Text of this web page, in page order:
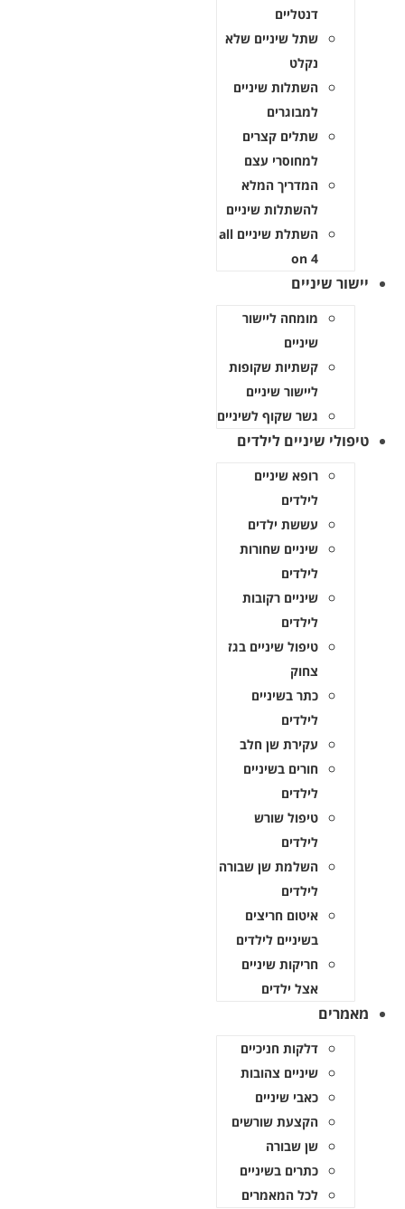
דנטליים
שתל שיניים שלא
השתלות שיניים
למבוגרים
שתלים קצרים
למחוסרי עצם
המדריך המלא
להשתלות שיניים
השתלת שיניים all
שיניים
מומחה ליישור
קשתיות שקופות
ליישור שיניים
גשר שקוף לשיניים
שיניים לילדים
רופא שיניים
עששת ילדים
שיניים שחורות
שיניים רקובות
טיפול שיניים בגז
כתר בשיניים
עקירת שן חלב
חורים בשיניים
טיפול שורש
השלמת שן שבורה
איטום חריצים
בשיניים לילדים
חריקות שיניים
אצל ילדים
דלקות חניכיים
שיניים צהובות
כאבי שיניים
הקצעת שורשים
שן שבורה
כתרים בשיניים
לכל המאמרים